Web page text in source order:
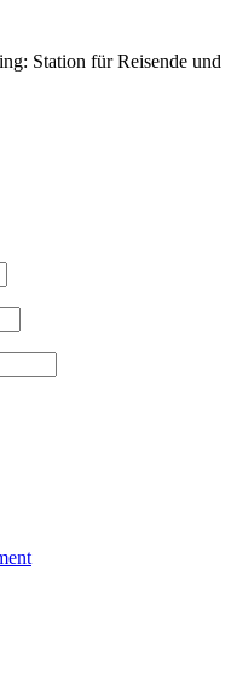
Station für Reisende und